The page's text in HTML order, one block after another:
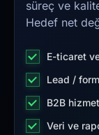
süreç ve
Hedef net
E-ticaret
Lead /
B2B
Veri ve